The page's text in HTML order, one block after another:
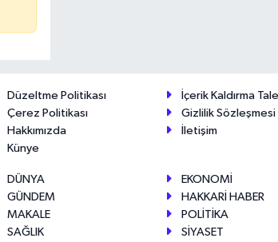
Düzeltme Politikası
İçerik Kaldırma
Çerez Politikası
Gizlilik Sözleşmesi
Hakkımızda
İletişim
Künye
DÜNYA
EKONOMİ
GÜNDEM
HAKKARİ HABER
MAKALE
POLİTİKA
SAĞLIK
SİYASET